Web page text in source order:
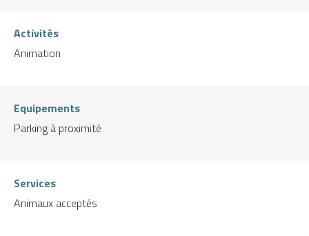
Activités
Animation
Equipements
Parking à proximité
Services
Animaux acceptés